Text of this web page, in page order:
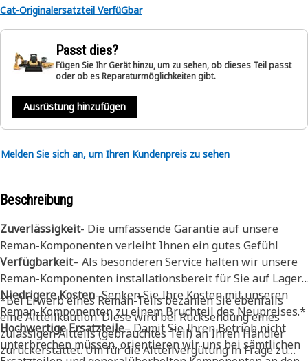
Cat-Originalersatzteil VerfüGbar
Passt dies?
Fügen Sie Ihr Gerät hinzu, um zu sehen, ob dieses Teil passt
oder ob es Reparaturmöglichkeiten gibt.
Ausrüstung hinzufügen
Melden Sie sich an, um Ihren Kundenpreis zu sehen
Beschreibung
Zuverlässigkeit- Die umfassende Garantie auf unsere
Reman-Komponenten verleiht Ihnen ein gutes Gefühl
Verfügbarkeit– Als besonderen Service halten wir unsere
Reman-Komponenten installationsbereit für Sie auf Lager.
Niedrigere Kosten- Senken Sie Ihre Kosten mit unseren
Reman-Komponenten zu einem Bruchteil des Neupreises.*
Hochwertige Ersatzteile– Damit Sie Ihren Betrieb nicht
unterbrechen müssen, orientieren wir uns bei sämtlichen
*Bei Erwerb eines Reman-Teils bezahlen Sie ebenfalls
eine Altteilkaution. Diese wird bei Rücksendung eines
zulässigen Altteils (gebrauchtes Teil) an Ihren Händler
zurückerstattet. Um für die Altteilvergütung in Frage zu